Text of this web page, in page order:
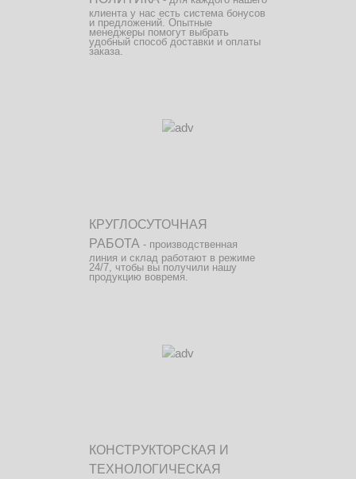
клиента у нас есть система бонусов
и предложений. Опытные
менеджеры помогут выбрать
удобный способ доставки и оплаты
заказа.
КРУГЛОСУТОЧНАЯ
РАБОТА - производственная
линия и склад работают в режиме
24/7, чтобы вы получили нашу
продукцию вовремя.
КОНСТРУКТОРСКАЯ И
ТЕХНОЛОГИЧЕСКАЯ